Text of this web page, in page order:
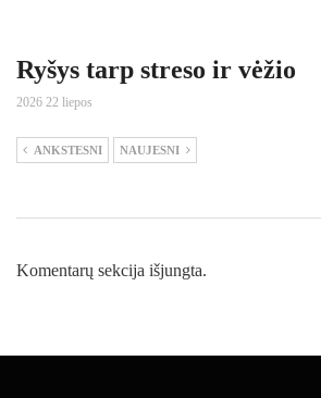
Ryšys tarp streso ir vėžio
2026 22 liepos
ANKSTESNI NAUJESNI
Komentarų sekcija išjungta.